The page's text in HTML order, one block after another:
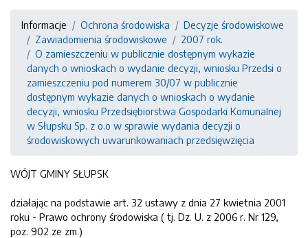
Informacje Ochrona środowiska
Decyzje środowiskowe
Zawiadomienia środowiskowe
2007 rok.
O zamieszczeniu w publicznie dostępnym wykazie
danych o wnioskach o wydanie decyzji, wniosku Przedsi o
zamieszczeniu pod numerem 30/07 w publicznie
dostępnym wykazie danych o wnioskach o wydanie
decyzji, wniosku Przedsiębiorstwa Gospodarki Komunalnej
w Słupsku Sp. z o.o w sprawie wydania decyzji o
środowiskowych uwarunkowaniach przedsięwzięcia
WÓJT GMINY SŁUPSK
działając na podstawie art. 32 ustawy z dnia 27 kwietnia 2001
roku - Prawo ochrony środowiska ( tj. Dz. U. z 2006 r. Nr 129,
poz. 902 ze zm.)